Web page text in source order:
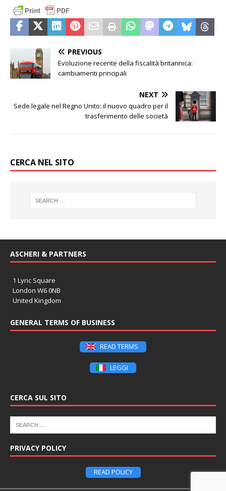
PREVIOUS
Evoluzione recente della fiscalità britannica:
cambiamenti principali
NEXT
Sede legale nel Regno Unito: il nuovo quadro per il
trasferimento delle società
CERCA NEL SITO
ASCHERI & PARTNERS
1 Lyric Square
London W6 0NB
United Kingdom
GENERAL TERMS OF BUSINESS
READ TERMS
LEGGI
CERCA SUL SITO
PRIVACY POLICY
READ POLICY